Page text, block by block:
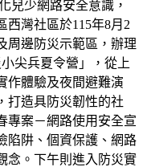
兒少網路安全意識，
西灣社區於115年8月2
周邊防災示範區，辦理
尖兵夏令營」，從上
作體驗及夜間避難演
打造具防災韌性的社
專案－網路使用安全宣
陷阱、個資保護、網路
念。下午則進入防災實